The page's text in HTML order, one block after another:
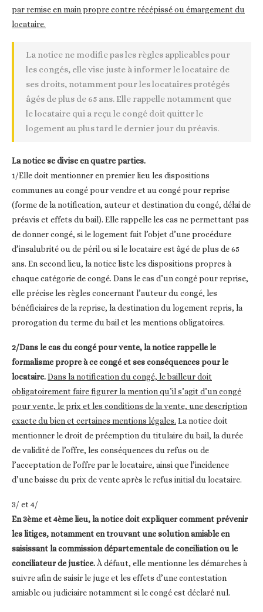
par remise en main propre contre récépissé ou émargement du
locataire.
La notice ne modifie pas les règles applicables pour
les congés, elle vise juste à informer le locataire de
ses droits, notamment pour les locataires protégés
âgés de plus de 65 ans. Elle rappelle notamment que
le locataire qui a reçu le congé doit quitter le
logement au plus tard le dernier jour du préavis.
La notice se divise en quatre parties.
1/Elle doit mentionner en premier lieu les dispositions
communes au congé pour vendre et au congé pour reprise
(forme de la notification, auteur et destination du congé, délai de
préavis et effets du bail). Elle rappelle les cas ne permettant pas
de donner congé, si le logement fait l’objet d’une procédure
d’insalubrité ou de péril ou si le locataire est âgé de plus de 65
ans. En second lieu, la notice liste les dispositions propres à
chaque catégorie de congé. Dans le cas d’un congé pour reprise,
elle précise les règles concernant l’auteur du congé, les
bénéficiaires de la reprise, la destination du logement repris, la
prorogation du terme du bail et les mentions obligatoires.
2/Dans le cas du congé pour vente, la notice rappelle le
formalisme propre à ce congé et ses conséquences pour le
locataire.Dans la notification du congé, le bailleur doit
obligatoirement faire figurer la mention qu’il s’agit d’un congé
pour vente, le prix et les conditions de la vente, une description
exacte du bien et certaines mentions légales. La notice doit
mentionner le droit de préemption du titulaire du bail, la durée
de validité de l’offre, les conséquences du refus ou de
l’acceptation de l’offre par le locataire, ainsi que l’incidence
d’une baisse du prix de vente après le refus initial du locataire.
3/ et 4/
En 3ème et 4ème lieu, la notice doit expliquer comment prévenir
les litiges, notamment en trouvant une solution amiable en
saisissant la commission départementale de conciliation ou le
conciliateur de justice. À défaut, elle mentionne les démarches à
suivre afin de saisir le juge et les effets d’une contestation
amiable ou judiciaire notamment si le congé est déclaré nul.